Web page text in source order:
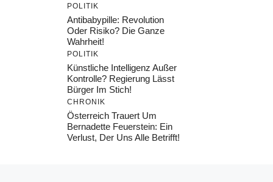
POLITIK
Antibabypille: Revolution
Oder Risiko? Die Ganze
Wahrheit!
POLITIK
Künstliche Intelligenz Außer
Kontrolle? Regierung Lässt
Bürger Im Stich!
CHRONIK
Österreich Trauert Um
Bernadette Feuerstein: Ein
Verlust, Der Uns Alle Betrifft!